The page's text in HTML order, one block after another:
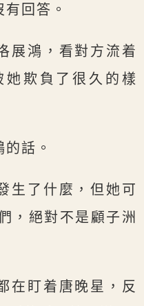
回答。
展鴻，看對方流着
欺負了很久的樣
話。
生了什麼，但她可
，絕對不是顧子洲
在盯着唐晚星，反